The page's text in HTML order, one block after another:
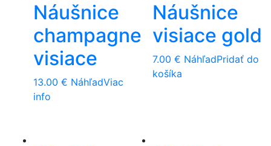
Náušnice
champagne
visiace
13.00 € NáhľadViac
info
Náušnice
visiace gold
7.00 € NáhľadPridať do
košíka